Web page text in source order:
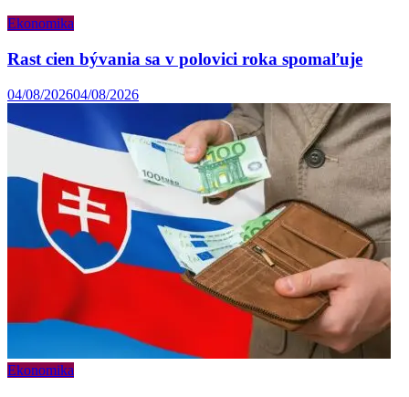
Ekonomika
Rast cien bývania sa v polovici roka spomaľuje
04/08/202604/08/2026
Ekonomika